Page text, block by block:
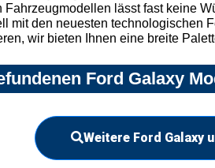
lässt fast keine
mit den neuesten technologischen
wir bieten Ihnen eine breite
Ford Galaxy
Weitere Ford Galaxy